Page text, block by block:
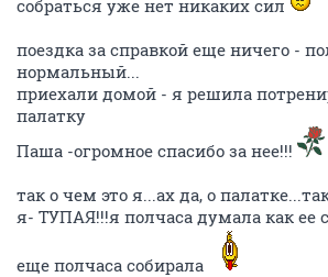
собраться уже нет никаких сил
поездка за справкой еще ничего -
нормальный...
приехали домой - я решила
палатку
Паша -огромное спасибо за нее!!!
так о чем это я...ах да, о
я- ТУПАЯ!!!я полчаса думала как ее
еще полчаса собирала